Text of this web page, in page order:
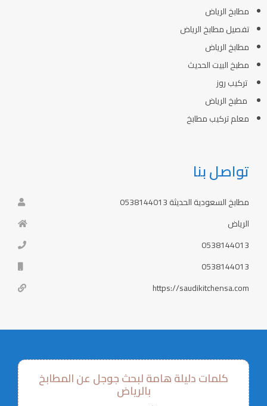
مطابخ الرياض
تفصيل مطابخ الرياض
مطابخ الرياض
مطبخ البيت الحديث
تركيب روز
مطبخ الرياض
معلم تركيب مطابخ
تواصل بنا
مطابخ السعودية الحديثة 0538144013
الرياض
0538144013
0538144013
https://saudikitchensa.com
كلمات دليلة هامة لبحث جوجل عن المطابخ
بالرياض